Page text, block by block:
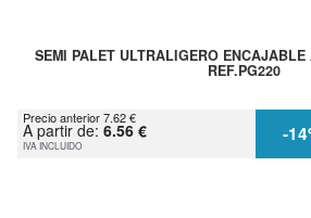
SEMI PALET ULTRALIGERO
REF.PG220
Precio anterior 7.62 €
A partir de: 6.56 €
IVA INCLUIDO -